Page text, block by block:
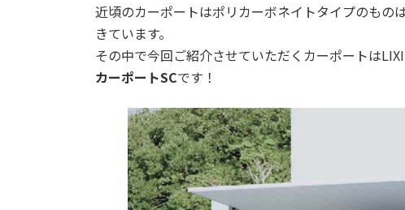
近頃のカーポートはポリカーボネイトタイプのもの
きています。
その中で今回ご紹介させていただくカーポートは
カーポートSCです！